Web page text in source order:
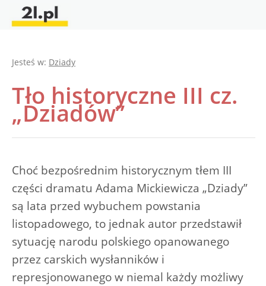
Jesteś w: Dziady
Tło historyczne III cz.
„Dziadów”
Choć bezpośrednim historycznym tłem III
części dramatu Adama Mickiewicza „Dziady”
są lata przed wybuchem powstania
listopadowego, to jednak autor przedstawił
sytuację narodu polskiego opanowanego
przez carskich wysłanników i
represjonowanego w niemal każdy możliwy